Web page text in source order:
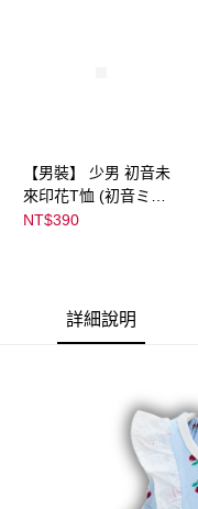
【男裝】 少男 初音未
來印花T恤 (初音ミク)
｜
NT$390
詳細說明